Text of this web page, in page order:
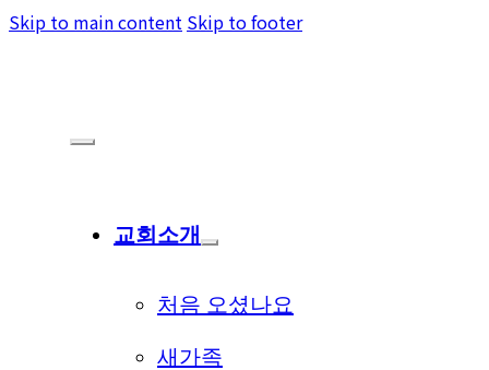
Skip to main content Skip to footer
교회소개
처음 오셨나요
새가족